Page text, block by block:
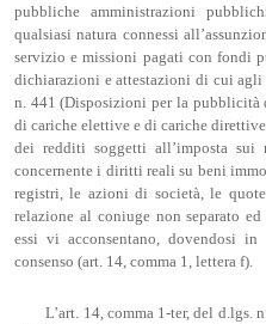
pubbliche amministrazioni
qualsiasi natura connessi
servizio e missioni pagati con fondi
dichiarazioni e attestazioni di cui
n. 441 (Disposizioni per la
di cariche elettive e di cariche
dei redditi soggetti all’imposta sui
concernente i diritti reali su beni
registri, le azioni di società, le
relazione al coniuge non separato
essi vi acconsentano, dovendosi
consenso (art. 14, comma 1, lettera f).
L’art. 14, comma 1-ter, del d.lgs.